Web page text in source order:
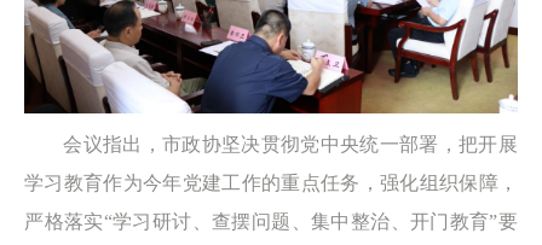
会议指出，市政协坚决贯彻党中央统一部署，把开展
学习教育作为今年党建工作的重点任务，强化组织保障，
严格落实“学习研讨、查摆问题、集中整治、开门教育”要